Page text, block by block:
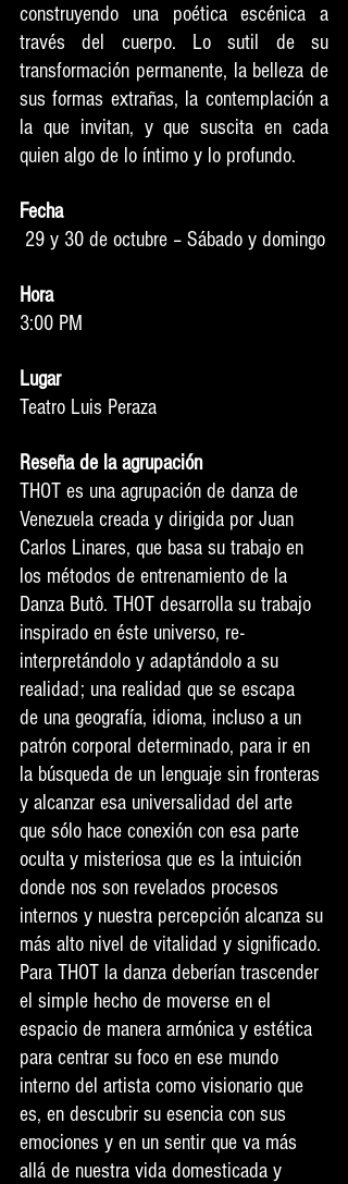
construyendo una poética escénica a
través del cuerpo. Lo sutil de su
transformación permanente, la belleza de
sus formas extrañas, la contemplación a
la que invitan, y que suscita en cada
quien algo de lo íntimo y lo profundo.
Fecha
29 y 30 de octubre – Sábado y domingo
Hora
3:00 PM
Lugar
Teatro Luis Peraza
Reseña de la agrupación
THOT es una agrupación de danza de
Venezuela creada y dirigida por Juan
Carlos Linares, que basa su trabajo en
los métodos de entrenamiento de la
Danza Butô. THOT desarrolla su trabajo
inspirado en éste universo, re-
interpretándolo y adaptándolo a su
realidad; una realidad que se escapa
de una geografía, idioma, incluso a un
patrón corporal determinado, para ir en
la búsqueda de un lenguaje sin fronteras
y alcanzar esa universalidad del arte
que sólo hace conexión con esa parte
oculta y misteriosa que es la intuición
donde nos son revelados procesos
internos y nuestra percepción alcanza su
más alto nivel de vitalidad y significado.
Para THOT la danza deberían trascender
el simple hecho de moverse en el
espacio de manera armónica y estética
para centrar su foco en ese mundo
interno del artista como visionario que
es, en descubrir su esencia con sus
emociones y en un sentir que va más
allá de nuestra vida domesticada y